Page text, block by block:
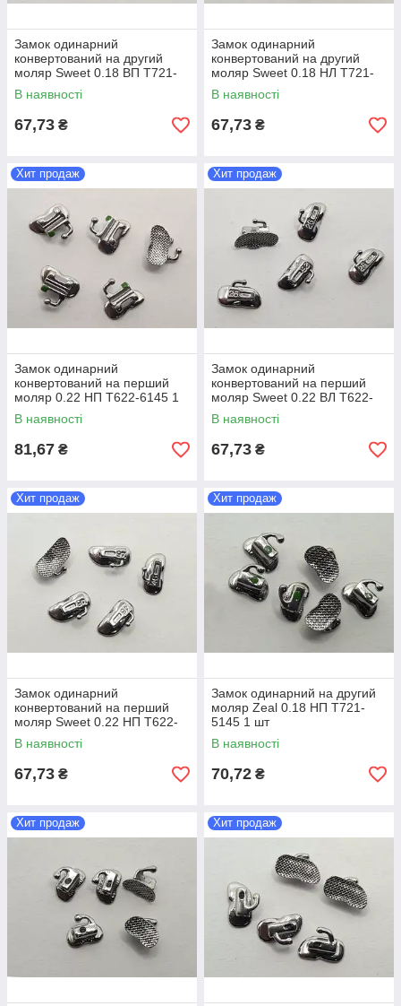
Замок одинарний
конвертований на другий
моляр Sweet 0.18 ВП T721-
5115S 1 шт
В наявності
67,73 ₴
Замок одинарний
конвертований на другий
моляр Sweet 0.18 НЛ T721-
5135S 1 шт
В наявності
67,73 ₴
Хит продаж
Замок одинарний
конвертований на перший
моляр 0.22 НП T622-6145 1
шт
В наявності
81,67 ₴
Хит продаж
Замок одинарний
конвертований на перший
моляр Sweet 0.22 ВЛ T622-
5125S 1 шт
В наявності
67,73 ₴
Хит продаж
Замок одинарний
конвертований на перший
моляр Sweet 0.22 НП T622-
5145S 1 шт
В наявності
67,73 ₴
Хит продаж
Замок одинарний на другий
моляр Zeal 0.18 НП T721-
5145 1 шт
В наявності
70,72 ₴
Хит продаж Хит продаж